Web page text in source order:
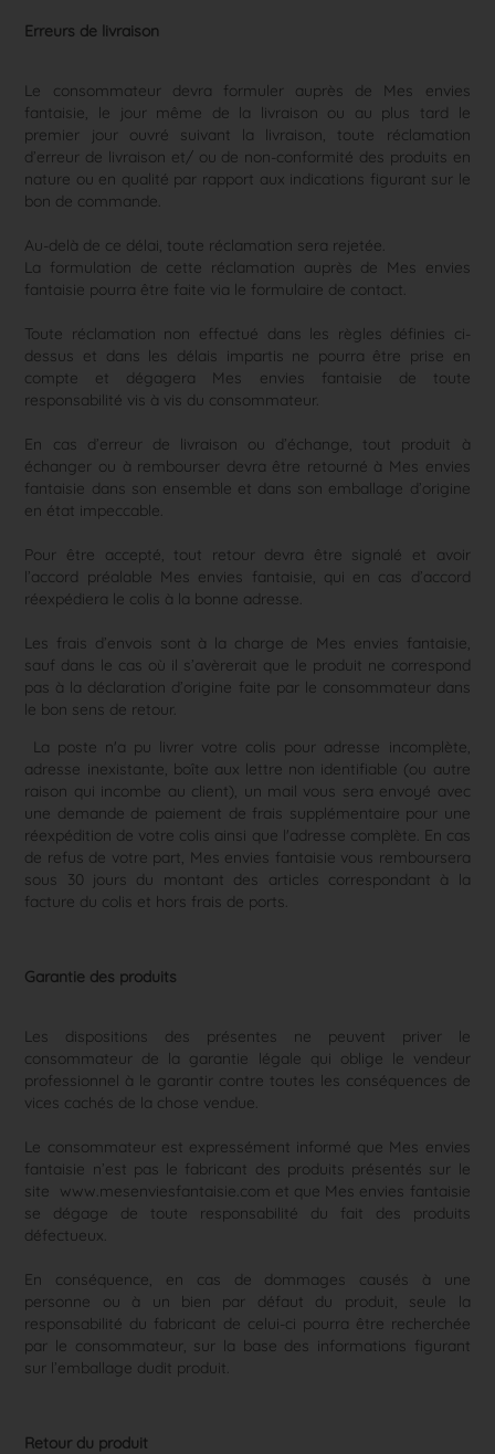
Erreurs de livraison
Le consommateur devra formuler auprès de Mes envies
fantaisie, le jour même de la livraison ou au plus tard le
premier jour ouvré suivant la livraison, toute réclamation
d’erreur de livraison et/ ou de non-conformité des produits en
nature ou en qualité par rapport aux indications figurant sur le
bon de commande.
Au-delà de ce délai, toute réclamation sera rejetée.
La formulation de cette réclamation auprès de Mes envies
fantaisie pourra être faite via le formulaire de contact.
Toute réclamation non effectué dans les règles définies ci-
dessus et dans les délais impartis ne pourra être prise en
compte et dégagera Mes envies fantaisie de toute
responsabilité vis à vis du consommateur.
En cas d’erreur de livraison ou d’échange, tout produit à
échanger ou à rembourser devra être retourné à Mes envies
fantaisie dans son ensemble et dans son emballage d’origine
en état impeccable.
Pour être accepté, tout retour devra être signalé et avoir
l’accord préalable Mes envies fantaisie, qui en cas d’accord
réexpédiera le colis à la bonne adresse.
Les frais d’envois sont à la charge de Mes envies fantaisie,
sauf dans le cas où il s’avèrerait que le produit ne correspond
pas à la déclaration d’origine faite par le consommateur dans
le bon sens de retour.
La poste n'a pu livrer votre colis pour adresse incomplète,
adresse inexistante, boîte aux lettre non identifiable (ou autre
raison qui incombe au client), un mail vous sera envoyé avec
une demande de paiement de frais supplémentaire pour une
réexpédition de votre colis ainsi que l'adresse complète. En cas
de refus de votre part, Mes envies fantaisie vous remboursera
sous 30 jours du montant des articles correspondant à la
facture du colis et hors frais de ports.
Garantie des produits
Les dispositions des présentes ne peuvent priver le
consommateur de la garantie légale qui oblige le vendeur
professionnel à le garantir contre toutes les conséquences de
vices cachés de la chose vendue.
Le consommateur est expressément informé que Mes envies
fantaisie n’est pas le fabricant des produits présentés sur le
site www.mesenviesfantaisie.com et que Mes envies fantaisie
se dégage de toute responsabilité du fait des produits
défectueux.
En conséquence, en cas de dommages causés à une
personne ou à un bien par défaut du produit, seule la
responsabilité du fabricant de celui-ci pourra être recherchée
par le consommateur, sur la base des informations figurant
sur l’emballage dudit produit.
Retour du produit